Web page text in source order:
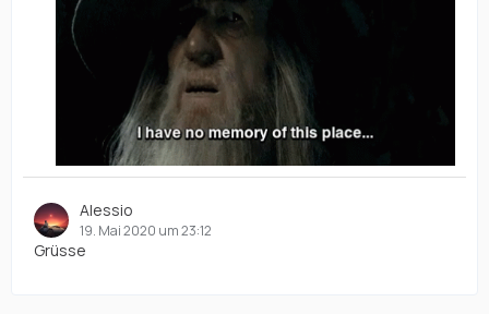
Alessio
19. Mai 2020 um 23:12
Grüsse